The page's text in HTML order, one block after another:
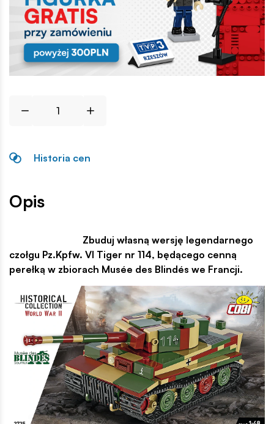
Historia cen
Opis
Zbuduj własną wersję legendarnego
czołgu Pz.Kpfw. VI Tiger nr 114, będącego cenną
perełką w zbiorach Musée des Blindés we Francji.